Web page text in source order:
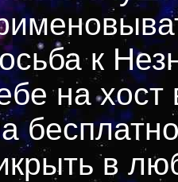
к
на
в